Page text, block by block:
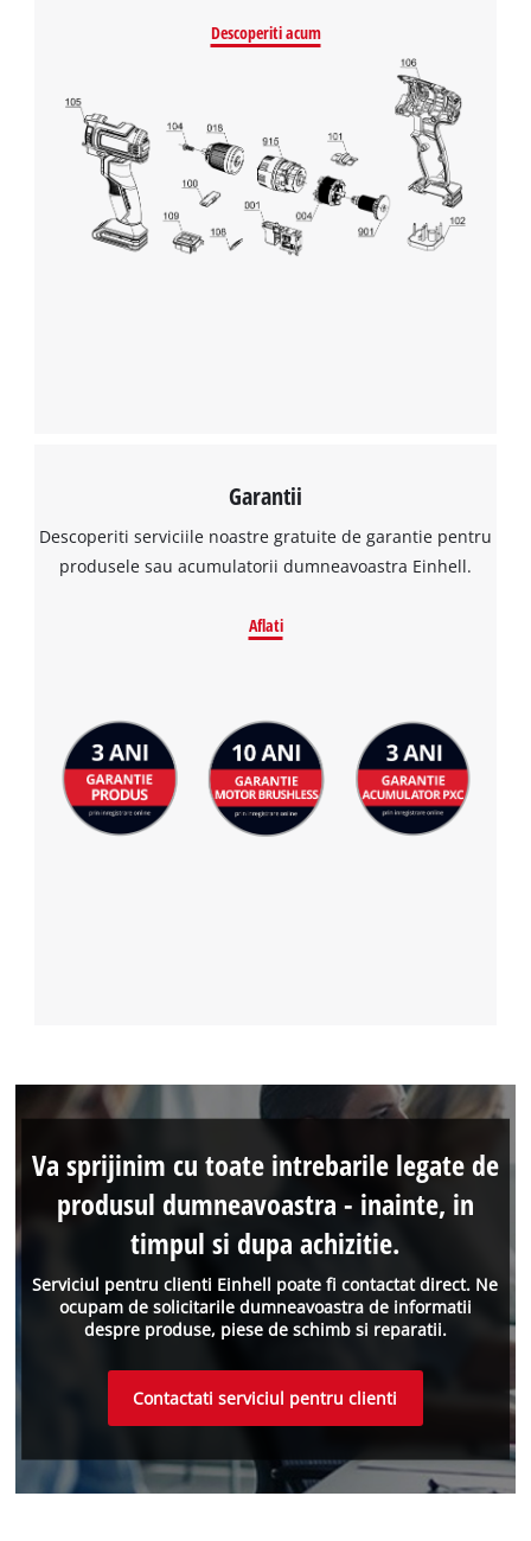
Avem nevoie de acordul dvs. pentru a
incarca serviciul Google Maps!
This content is not permitted to load due
to trackers that are not disclosed to the
Descoperiti acum
Garantii
Descoperiti serviciile noastre gratuite de garantie pentru
produsele sau acumulatorii dumneavoastra Einhell.
Aflati
Serviciul pentru clienti Einhell poate fi contactat direct. Ne
ocupam de solicitarile dumneavoastra de informatii
despre produse, piese de schimb si reparatii.
Va sprijinim cu toate intrebarile legate de
produsul dumneavoastra - inainte, in
timpul si dupa achizitie.
Contactati serviciul pentru clienti